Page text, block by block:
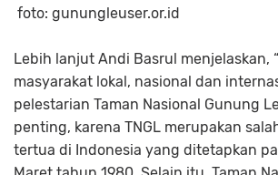
foto: gunungleuser.or.id
Lebih lanjut Andi Basrul menjelaskan,
masyarakat lokal, nasional dan
pelestarian Taman Nasional Gunung
penting, karena TNGL merupakan
tertua di Indonesia yang ditetapkan